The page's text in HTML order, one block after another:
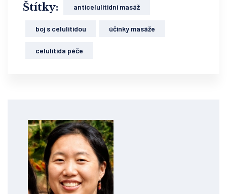
Štítky: anticelulitidní masáž
boj s celulitidou účinky masáže
celulitida péče